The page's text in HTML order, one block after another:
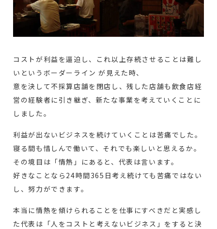
コストが利益を逼迫し、これ以上存続させることは難し
いというボーダーライン が見えた時、
意を決して不採算店舗を閉店し、残した店舗も飲食店経
営の経験者に引き継ぎ、新たな事業を考えていくことに
しました。
利益が出ないビジネスを続けていくことは苦痛でした。
寝る間も惜しんで働いて、それでも楽しいと思えるか。
その境目は「情熱」にあると、代表は言います。
好きなことなら24時間365日考え続けても苦痛ではない
し、努力ができます。
本当に情熱を傾けられることを仕事にすべきだと実感し
た代表は「人をコストと考えないビジネス」をすると決